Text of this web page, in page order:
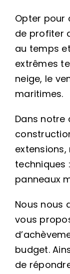
Opter pour
de profiter
au temps
extrêmes
neige, le
maritimes.
Dans notre
techniques
panneaux
Nous nous
vous
budget.
de